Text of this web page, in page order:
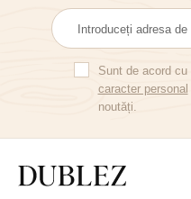
Sunt de acord cu
caracter personal
noutăți.